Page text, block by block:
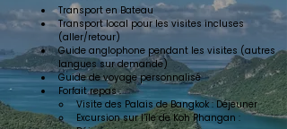
Transport en Bateau
Transport local pour les visites incluses
(aller/retour)
Guide anglophone pendant les visites (autres
langues sur demande)
Guide de voyage personnalisé
Forfait repas :
Visite des Palais de Bangkok : Déjeuner
Excursion sur l’île de Koh Phangan :